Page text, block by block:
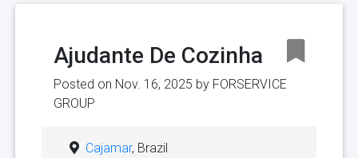
Ajudante De Cozinha
Posted on Nov. 16, 2025 by FORSERVICE
GROUP
Cajamar, Brazil